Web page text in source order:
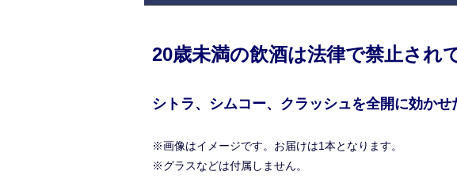
20歳未満の飲酒は法律で禁止され
シトラ、シムコー、クラッシュを全開に効か
※画像はイメージです。お届けは1本となります。
※グラスなどは付属しません。